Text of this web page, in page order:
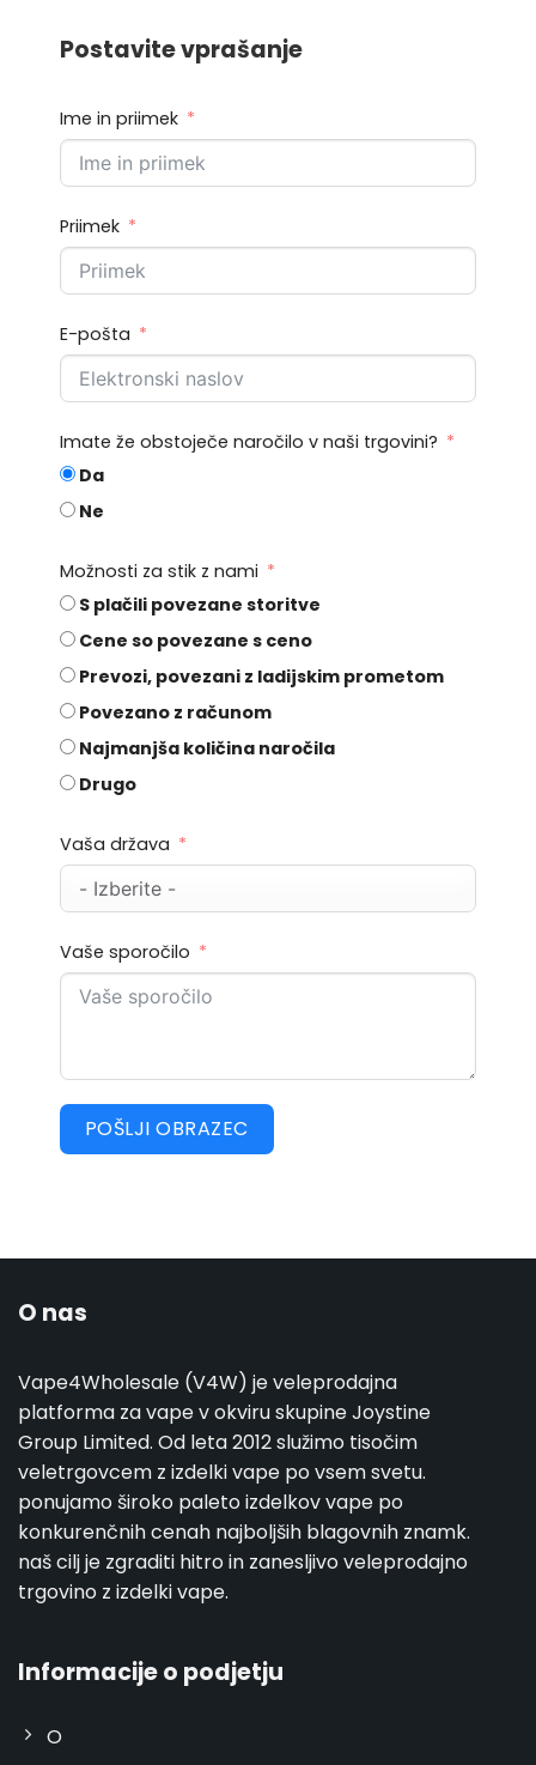
Postavite vprašanje
Ime in priimek
Priimek
E-pošta
Imate že obstoječe naročilo v naši trgovini?
Da
Ne
Možnosti za stik z nami
S plačili povezane storitve
Cene so povezane s ceno
Prevozi, povezani z ladijskim prometom
Povezano z računom
Najmanjša količina naročila
Drugo
Vaša država
Vaše sporočilo
POŠLJI OBRAZEC
O nas
Vape4Wholesale (V4W) je veleprodajna
platforma za vape v okviru skupine Joystine
Group Limited. Od leta 2012 služimo tisočim
veletrgovcem z izdelki vape po vsem svetu.
ponujamo široko paleto izdelkov vape po
konkurenčnih cenah najboljših blagovnih znamk.
naš cilj je zgraditi hitro in zanesljivo veleprodajno
trgovino z izdelki vape.
Informacije o podjetju
O